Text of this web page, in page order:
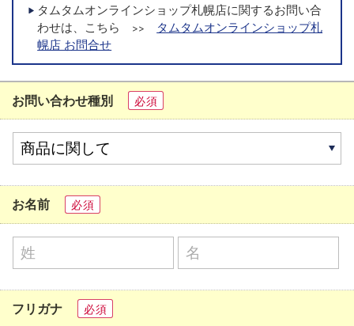
タムタムオンラインショップ札幌店に関するお問い合
わせは、こちら
>>
タムタムオンラインショップ札
幌店 お問合せ
お問い合わせ種別 必須
お名前 必須
フリガナ 必須